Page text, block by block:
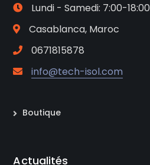
Lundi - Samedi: 7:00-18:00
Casablanca, Maroc
0671815878
info@tech-isol.com
Boutique
Actualités